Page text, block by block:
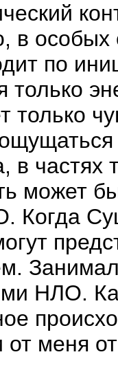
в
по
только
только
в
может
Когда
НЛО.
от меня